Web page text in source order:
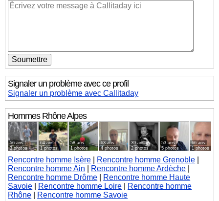
Signaler un problème avec ce profil
Signaler un problème avec Callitaday
HommesRhône Alpes
56 ans
3 photos
64 ans
1 photos
58 ans
1 photos
63 ans
4 photos
39 ans
2 photos
53 ans
5 photos
66 ans
1 photos
Rencontre homme Isère Rencontre homme Grenoble
Rencontre homme Ain
Rencontre homme Ardèche
Rencontre homme Drôme
Rencontre homme Haute
Savoie
Rencontre homme Loire
Rencontre homme
Rhône
Rencontre homme Savoie